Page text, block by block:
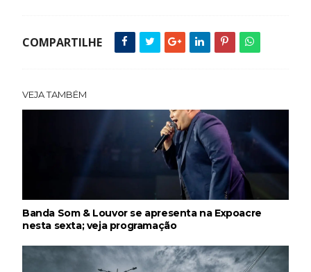
COMPARTILHE
VEJA TAMBÉM
Banda Som & Louvor se apresenta na Expoacre
nesta sexta; veja programação